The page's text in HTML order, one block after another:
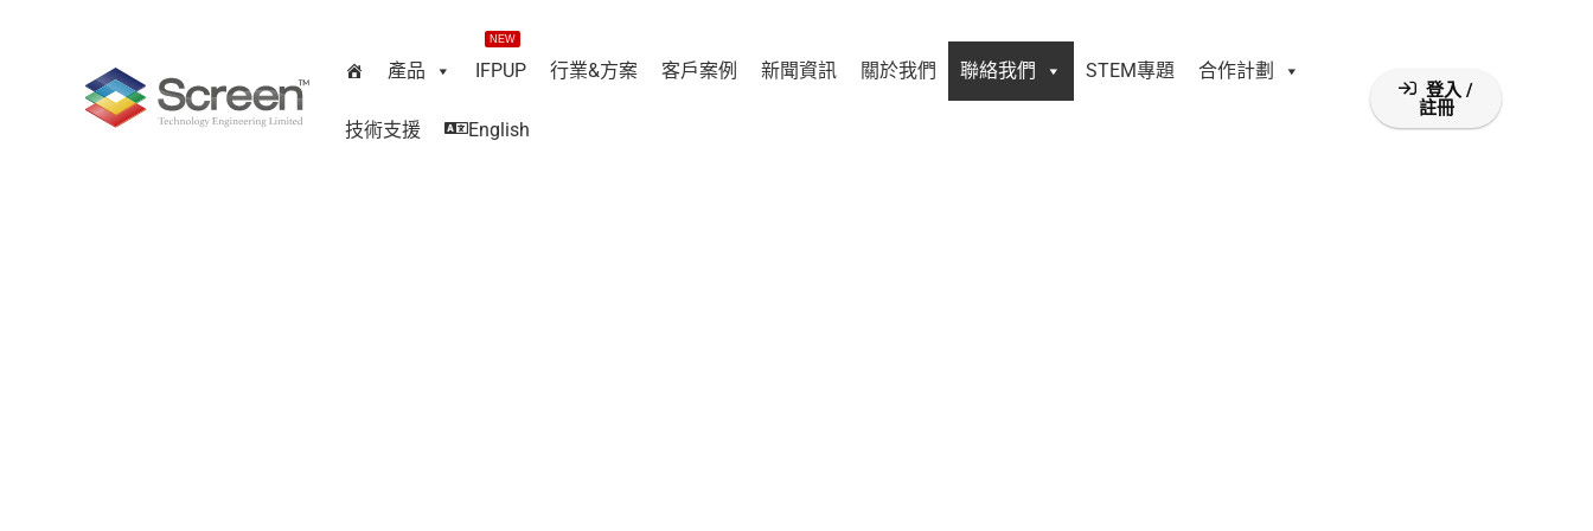
產品
NEW
IFPUP 行業&方案 客戶案例 新聞資訊 關於我們 聯絡我們 STEM專題 合作計劃
技術支援 English
登入 /
註冊